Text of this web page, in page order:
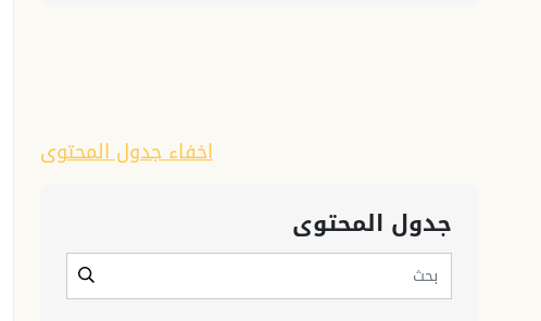
اخفاء جدول المحتوى
جدول المحتوى